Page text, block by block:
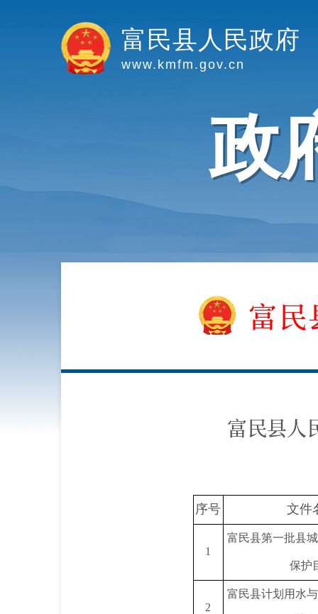
富民县人民政府
www.kmfm.gov.cn
政
富民
富民县人
序号 文件
1
富民县第一批县
保护
2
富民县计划用水